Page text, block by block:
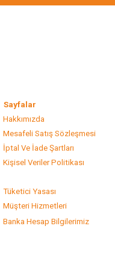
Sayfalar
Hakkımızda
Mesafeli Satış Sözleşmesi
İptal Ve İade Şartları
Kişisel Veriler Politikası
Tüketici Yasası
Müşteri Hizmetleri
Banka Hesap Bilgilerimiz